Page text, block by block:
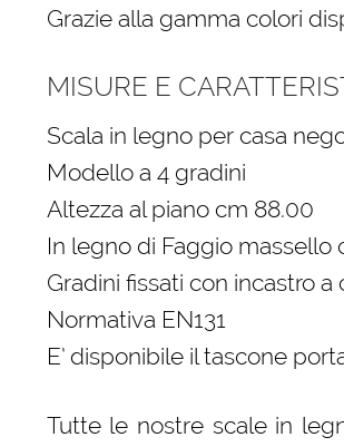
Grazie alla gamma colori
MISURE E
Scala in legno per casa
Modello a 4 gradini
Altezza al piano cm 88.00
In legno di Faggio
Gradini fissati con incastro
Normativa EN131
E’ disponibile il tascone
Tutte le nostre scale in